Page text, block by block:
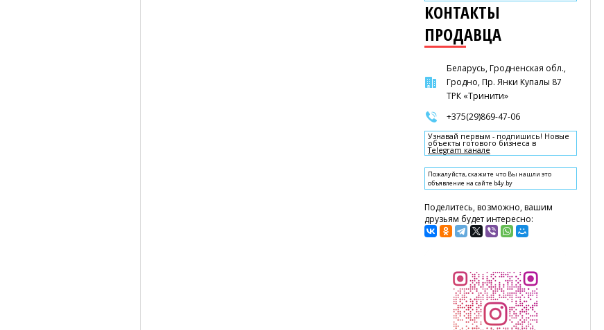
КОНТАКТЫ
ПРОДАВЦА
Беларусь, Гродненская обл.,
Гродно, Пр. Янки Купалы 87
ТРК «Тринити»
+375(29)869-47-06
Узнавай первым - подпишись! Новые
объекты готового бизнеса в
Telegram канале
Пожалуйста, скажите что Вы нашли это
объявление на сайте b4y.by
Поделитесь, возможно, вашим
друзьям будет интересно: